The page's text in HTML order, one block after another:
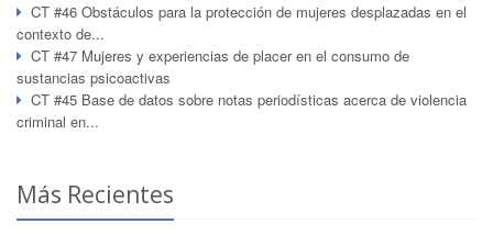
CT #46 Obstáculos para la protección de mujeres desplazadas en el
contexto de...
CT #47 Mujeres y experiencias de placer en el consumo de
sustancias psicoactivas
CT #45 Base de datos sobre notas periodísticas acerca de violencia
criminal en...
Más Recientes